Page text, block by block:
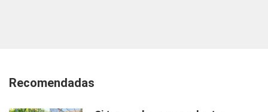
Recomendadas